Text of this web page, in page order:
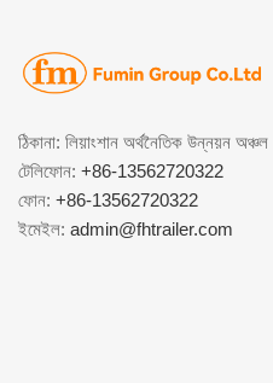
ঠিকানা: লিয়াংশান অর্থনৈতিক উন্নয়ন অঞ্চল
টেলিফোন: +86-13562720322
ফোন: +86-13562720322
ইমেইল: admin@fhtrailer.com